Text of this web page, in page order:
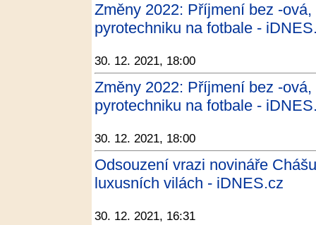
Změny 2022: Příjmení bez -
pyrotechniku na fotbale -
30. 12. 2021, 18:00
Změny 2022: Příjmení bez -
pyrotechniku na fotbale -
30. 12. 2021, 18:00
Odsouzení vrazi novináře
luxusních vilách - iDNES.cz
30. 12. 2021, 16:31